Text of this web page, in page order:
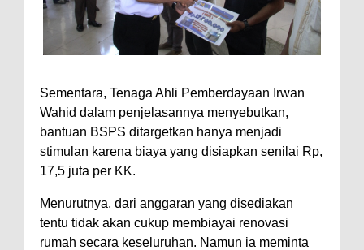
Sementara, Tenaga Ahli Pemberdayaan Irwan
Wahid dalam penjelasannya menyebutkan,
bantuan BSPS ditargetkan hanya menjadi
stimulan karena biaya yang disiapkan senilai Rp,
17,5 juta per KK.
Menurutnya, dari anggaran yang disediakan
tentu tidak akan cukup membiayai renovasi
rumah secara keseluruhan. Namun ia meminta